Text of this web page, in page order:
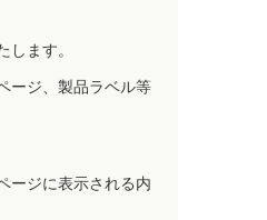
ます。
ージ、製品ラベル等
ージに表示される内